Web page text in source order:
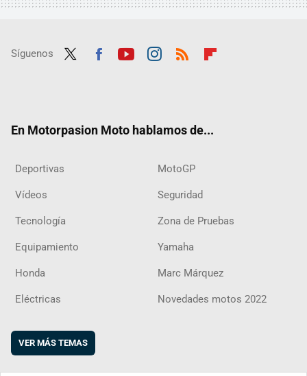
Síguenos
En Motorpasion Moto hablamos de...
Deportivas MotoGP
Vídeos Seguridad
Tecnología Zona de Pruebas
Equipamiento Yamaha
Honda Marc Márquez
Eléctricas Novedades motos 2022
VER MÁS TEMAS